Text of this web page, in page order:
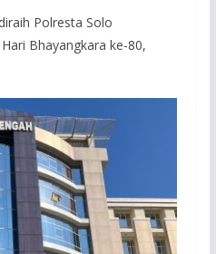
Polresta Solo
Bhayangkara ke-80,